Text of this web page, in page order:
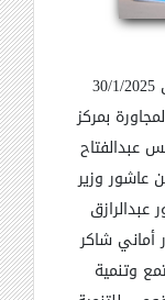
اطلقت الجامعة اليوم الخميس الموافق 30/1/2025
بمركز
عبدالفتاح
عاشور وزير
عبدالرازق
أماني شاكر
وتنمية